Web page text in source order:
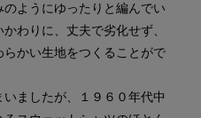
ようにゆったりと編んでい
わりに、丈夫で劣化せず、
かい生地をつくることがで
ましたが、１９６０年代中